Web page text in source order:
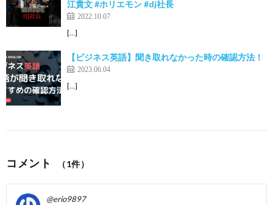
江貴文 #ホリエモン #dj社長
2022.10.07
[…]
【ビジネス英語】聞き取れなかった時の確認方法！
2023.06.04
[…]
コメント （1件）
@erio9897